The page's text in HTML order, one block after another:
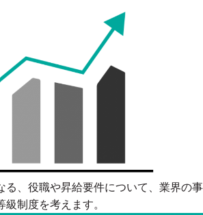
る、役職や昇給要件について、業界の事
制度を考えます。